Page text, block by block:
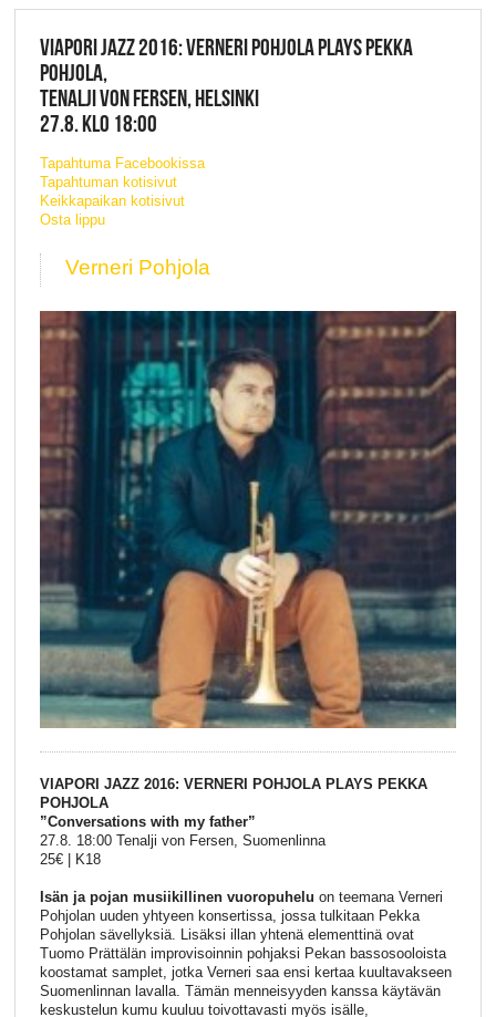
VIAPORI JAZZ 2016: VERNERI POHJOLA PLAYS PEKKA
POHJOLA,
TENALJI VON FERSEN, HELSINKI
27.8. KLO 18:00
Tapahtuma Facebookissa
Tapahtuman kotisivut
Keikkapaikan kotisivut
Osta lippu
Verneri Pohjola
VIAPORI JAZZ 2016: VERNERI POHJOLA PLAYS PEKKA
POHJOLA
”Conversations with my father”
27.8. 18:00 Tenalji von Fersen, Suomenlinna
25€ | K18
Isän ja pojan musiikillinen vuoropuhelu on teemana Verneri
Pohjolan uuden yhtyeen konsertissa, jossa tulkitaan Pekka
Pohjolan sävellyksiä. Lisäksi illan yhtenä elementtinä ovat
Tuomo Prättälän improvisoinnin pohjaksi Pekan bassosooloista
koostamat samplet, jotka Verneri saa ensi kertaa kuultavakseen
Suomenlinnan lavalla. Tämän menneisyyden kanssa käytävän
keskustelun kumu kuuluu toivottavasti myös isälle,